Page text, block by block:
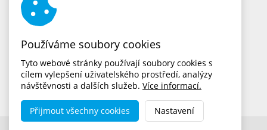
Používáme soubory cookies
Tyto webové stránky používají soubory cookies s
cílem vylepšení uživatelského prostředí, analýzy
návštěvnosti a dalších služeb. Více informací.
Přijmout všechny cookies Nastavení